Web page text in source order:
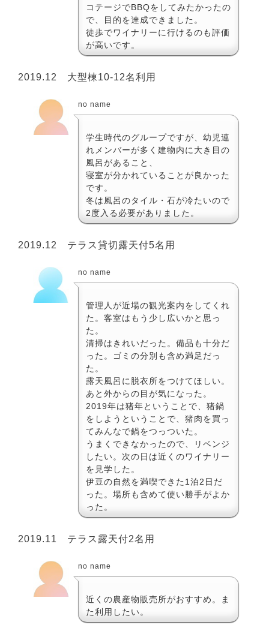
コテージでBBQをしてみたかったの
で、目的を達成できました。
徒歩でワイナリーに行けるのも評価
が高いです。
2019.12 大型棟10-12名利用
no name
学生時代のグループですが、幼児連
れメンバーが多く建物内に大き目の
風呂があること、
寝室が分かれていることが良かった
です。
冬は風呂のタイル・石が冷たいので
2度入る必要がありました。
2019.12 テラス貸切露天付5名用
no name
管理人が近場の観光案内をしてくれ
た。客室はもう少し広いかと思っ
た。
清掃はきれいだった。備品も十分だ
った。ゴミの分別も含め満足だっ
た。
露天風呂に脱衣所をつけてほしい。
あと外からの目が気になった。
2019年は猪年ということで、猪鍋
をしようということで、猪肉を買っ
てみんなで鍋をつっついた。
うまくできなかったので、リベンジ
したい。次の日は近くのワイナリー
を見学した。
伊豆の自然を満喫できた1泊2日だ
った。場所も含めて使い勝手がよか
った。
2019.11 テラス露天付2名用
no name
近くの農産物販売所がおすすめ。ま
た利用したい。